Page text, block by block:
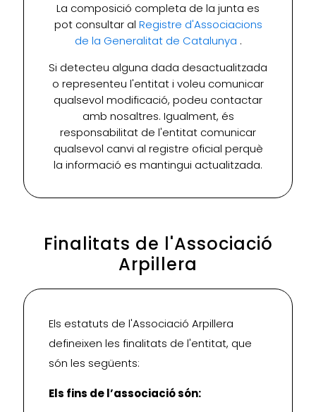
La composició completa de la junta es
pot consultar al Registre d'Associacions
de la Generalitat de Catalunya .
Si detecteu alguna dada desactualitzada
o representeu l'entitat i voleu comunicar
qualsevol modificació, podeu contactar
amb nosaltres. Igualment, és
responsabilitat de l'entitat comunicar
qualsevol canvi al registre oficial perquè
la informació es mantingui actualitzada.
Finalitats de l'Associació
Arpillera
Els estatuts de l'Associació Arpillera
defineixen les finalitats de l'entitat, que
són les següents:
Els fins de l’associació són: